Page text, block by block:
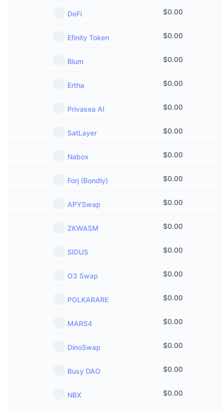
DeFi $0.00
Efinity Token $0.00
Blum $0.00
Ertha $0.00
Privasea AI $0.00
SatLayer $0.00
Nabox $0.00
Forj (Bondly) $0.00
APYSwap $0.00
ZKWASM $0.00
SIDUS $0.00
O3 Swap $0.00
POLKARARE $0.00
MARS4 $0.00
DinoSwap $0.00
Busy DAO $0.00
NBX $0.00